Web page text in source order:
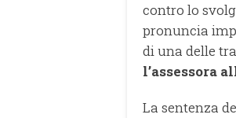
contro lo
pronuncia
di una delle
l’assessora
La sentenza